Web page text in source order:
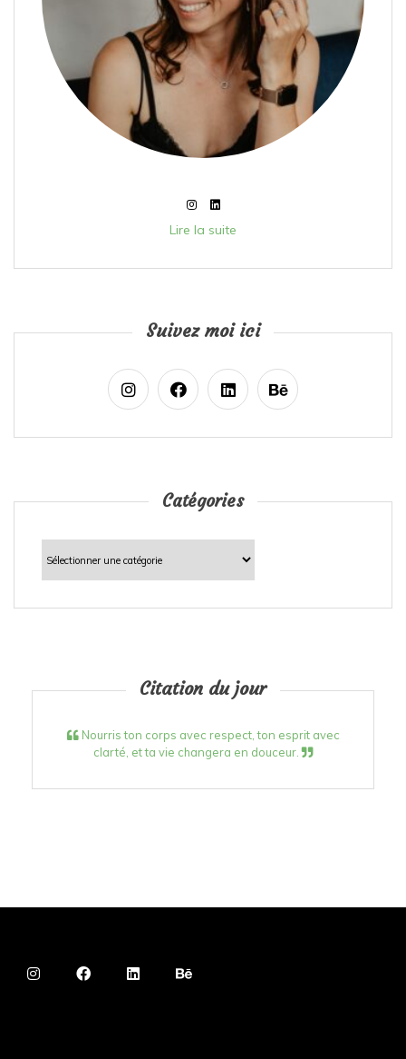
Lire la suite
Suivez moi ici
Catégories
Catégories
Citation du jour
Nourris ton corps avec respect, ton esprit avec
clarté, et ta vie changera en douceur.